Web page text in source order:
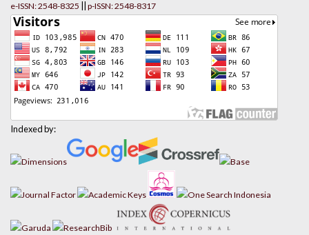
e-ISSN: 2548-8325 p-ISSN: 2548-8317
Indexed by: